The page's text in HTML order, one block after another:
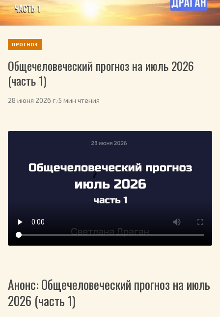
ПРОГНОЗ
Общечеловеческий прогноз на июль 2026
(часть 1)
28 июня 2026 г.·5 мин чтения
Анонс: Общечеловеческий прогноз на июль
2026 (часть 1)